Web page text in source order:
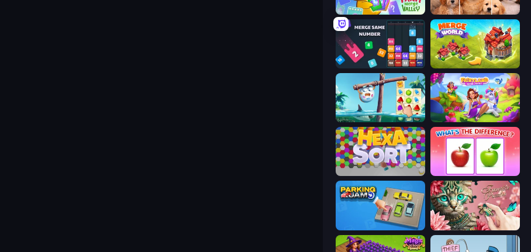
Farm Merge Valley Jigpic Solitaire
Drop & Merge the Numbers Merge World
Sugar Heroes Fairyland Merge & Magic
What's The Difference?
Favorite Puzzles